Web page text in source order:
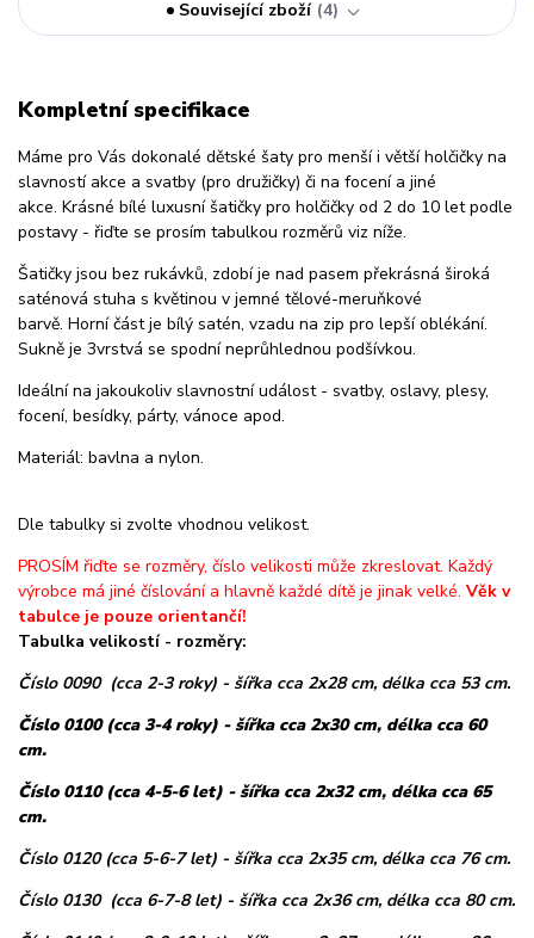
Související zboží 4
Kompletní specifikace
Máme pro Vás dokonalé dětské šaty pro menší i větší holčičky na
slavností akce a svatby (pro družičky) či na focení a jiné
akce. Krásné bílé luxusní šatičky pro holčičky od 2 do 10 let podle
postavy - řiďte se prosím tabulkou rozměrů viz níže.
Šatičky jsou bez rukávků, zdobí je nad pasem překrásná široká
saténová stuha s květinou v jemné tělové-meruňkové
barvě. Horní část je bílý satén, vzadu na zip pro lepší oblékání.
Sukně je 3vrstvá se spodní neprůhlednou podšívkou.
Ideální na jakoukoliv slavnostní událost - svatby, oslavy, plesy,
focení, besídky, párty, vánoce apod.
Materiál: bavlna a nylon.
Dle tabulky si zvolte vhodnou velikost.
PROSÍM řiďte se rozměry, číslo velikosti může zkreslovat. Každý
výrobce má jiné číslování a hlavně každé dítě je jinak velké. Věk v
tabulce je pouze orientančí!
Tabulka velikostí - rozměry:
Číslo 0090 (cca 2-3 roky) - šířka cca 2x28 cm, délka cca 53 cm.
Číslo 0100 (cca 3-4 roky) - šířka cca 2x30 cm, délka cca 60
cm.
Číslo 0110 (cca 4-5-6 let) - šířka cca 2x32 cm, délka cca 65
cm.
Číslo 0120 (cca 5-6-7 let) - šířka cca 2x35 cm, délka cca 76 cm.
Číslo 0130 (cca 6-7-8 let) - šířka cca 2x36 cm, délka cca 80 cm.